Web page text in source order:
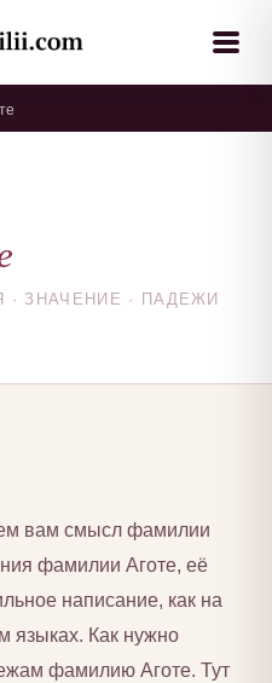
ЗНАЧЕНИЕ · ПАДЕЖИ
вам смысл фамилии
фамилии Аготе, её
написание, как на
языках. Как нужно
фамилию Аготе. Тут